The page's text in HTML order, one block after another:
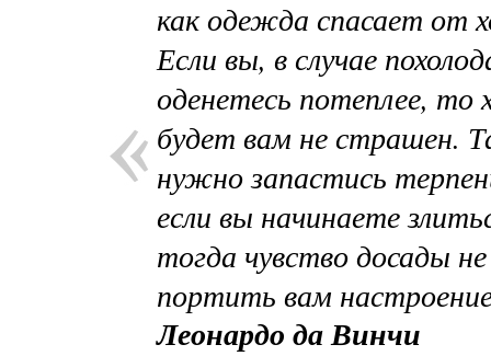
как одежда спасает от
Если вы, в случае
оденетесь потеплее, то
будет вам не страшен.
нужно запастись
если вы начинаете
тогда чувство досады
портить вам
Леонардо да Винчи